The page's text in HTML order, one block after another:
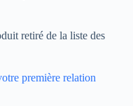
retiré de la liste des
première relation